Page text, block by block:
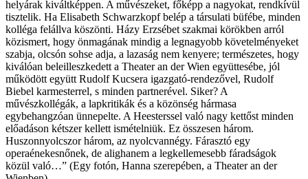
helyárak kiváltképpen. A művészeket, főképp a nagyokat, rendkívül
tisztelik. Ha Elisabeth Schwarzkopf belép a társulati büfébe, minden
kolléga felállva köszönti. Házy Erzsébet szakmai körökben arról
közismert, hogy önmagának mindig a legnagyobb követelményeket
szabja, olcsón sohse adja, a lazaság nem kenyere; természetes, hogy
kiválóan beleilleszkedett a Theater an der Wien együttesébe, jól
működött együtt Rudolf Kucsera igazgató-rendezővel, Rudolf
Biebel karmesterrel, s minden partnerével. Siker? A
művészkollégák, a lapkritikák és a közönség hármasa
egybehangzóan ünnepelte. A Heesterssel való nagy kettőst minden
előadáson kétszer kellett ismételniük. Ez összesen három.
Huszonnyolcszor három, az nyolcvannégy. Fárasztó egy
operaénekesnőnek, de alighanem a legkellemesebb fáradságok
közül való…” (Egy fotón, Hanna szerepében, a Theater an der